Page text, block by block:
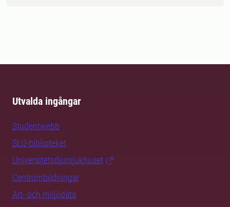
Utvalda ingångar
Studentwebb
SLU-biblioteket
Universitetsdjursjukhuset
Centrumbildningar
Art- och miljödata